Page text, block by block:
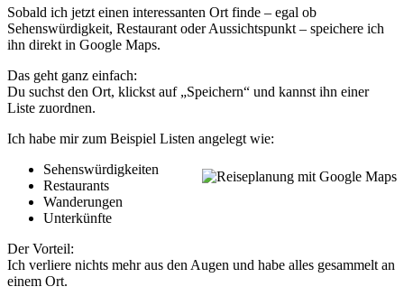
Sobald ich jetzt einen interessanten Ort finde – egal ob
Sehenswürdigkeit, Restaurant oder Aussichtspunkt – speichere ich
ihn direkt in Google Maps.
Das geht ganz einfach:
Du suchst den Ort, klickst auf „Speichern“ und kannst ihn einer
Liste zuordnen.
Ich habe mir zum Beispiel Listen angelegt wie:
Sehenswürdigkeiten
Restaurants
Wanderungen
Unterkünfte
Der Vorteil:
Ich verliere nichts mehr aus den Augen und habe alles gesammelt an
einem Ort.